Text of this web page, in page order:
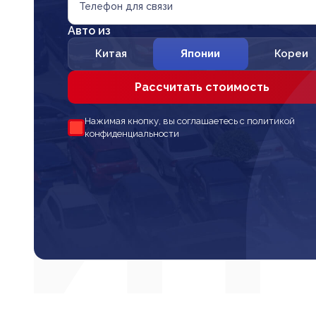
Телефон для связи
Авто из
Китая Японии Кореи
Рассчитать стоимость
Нажимая кнопку, вы соглашаетесь с политикой
конфиденциальности